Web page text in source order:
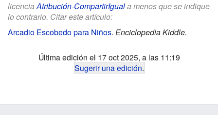
licenciaAtribución-CompartirIguala menos que se indique
lo contrario. Citar este artículo:
Arcadio Escobedo para Niños. Enciclopedia Kiddle.
Última edición el 17 oct 2025, a las 11:19
Sugerir una edición.